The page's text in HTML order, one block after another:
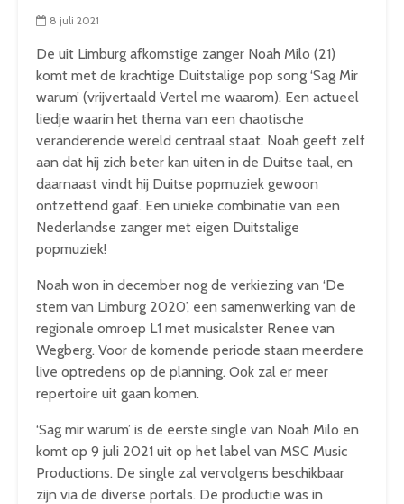
8 juli 2021
De uit Limburg afkomstige zanger Noah Milo (21)
komt met de krachtige Duitstalige pop song ‘Sag Mir
warum’ (vrijvertaald Vertel me waarom). Een actueel
liedje waarin het thema van een chaotische
veranderende wereld centraal staat. Noah geeft zelf
aan dat hij zich beter kan uiten in de Duitse taal, en
daarnaast vindt hij Duitse popmuziek gewoon
ontzettend gaaf. Een unieke combinatie van een
Nederlandse zanger met eigen Duitstalige
popmuziek!
Noah won in december nog de verkiezing van ‘De
stem van Limburg 2020’, een samenwerking van de
regionale omroep L1 met musicalster Renee van
Wegberg. Voor de komende periode staan meerdere
live optredens op de planning. Ook zal er meer
repertoire uit gaan komen.
‘Sag mir warum’ is de eerste single van Noah Milo en
komt op 9 juli 2021 uit op het label van MSC Music
Productions. De single zal vervolgens beschikbaar
zijn via de diverse portals. De productie was in